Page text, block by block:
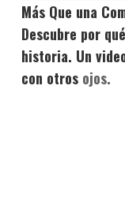
Más Que una
Descubre por
historia. Un
con otros ojos.